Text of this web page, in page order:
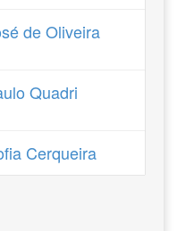
de Oliveira
Quadri
Cerqueira